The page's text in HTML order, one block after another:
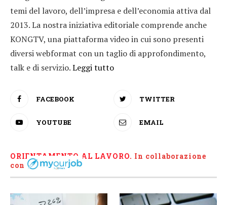
temi del lavoro, dell’impresa e dell’economia attiva dal
2013. La nostra iniziativa editoriale comprende anche
KONGTV, una piattaforma video in cui sono presenti
diversi webformat con un taglio di approfondimento,
talk e di servizio.Leggi tutto
FACEBOOK TWITTER
YOUTUBE EMAIL
ORIENTAMENTO AL LAVORO. In collaborazione
con